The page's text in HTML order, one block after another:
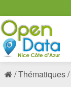
Thématiques